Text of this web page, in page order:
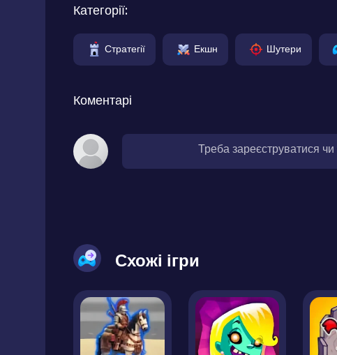
Категорії:
Стратегії Екшн Шутери
Коментарі
Треба зареєструватися
Схожі ігри